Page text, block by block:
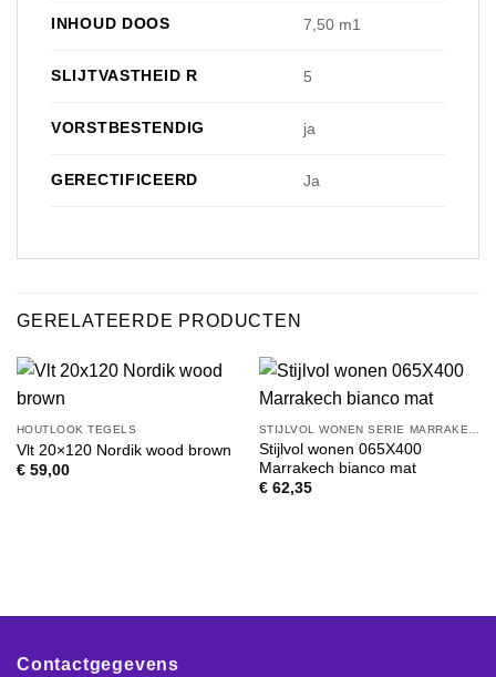
INHOUD DOOS 7,50 m1
SLIJTVASTHEID R 5
VORSTBESTENDIG ja
GERECTIFICEERD Ja
GERELATEERDE PRODUCTEN
HOUTLOOK TEGELS
Vlt 20×120 Nordik wood brown
€59,00
Stijlvol wonen 065X400
Marrakech bianco mat
€62,35
Contactgegevens